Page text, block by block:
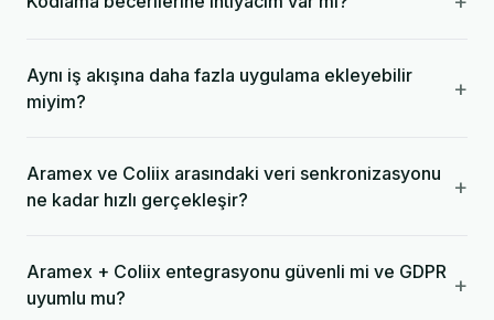
Aynı iş akışına daha fazla uygulama ekleyebilir
miyim?
+
Aramex ve Coliix arasındaki veri senkronizasyonu
ne kadar hızlı gerçekleşir?
+
Aramex + Coliix entegrasyonu güvenli mi ve GDPR
uyumlu mu?
+